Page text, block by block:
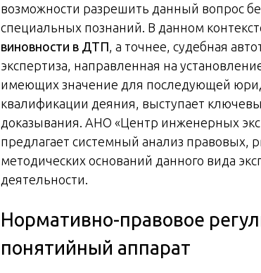
возможности разрешить данный вопрос
специальных познаний. В данном
виновности в ДТП, а точнее, судебная
экспертиза, направленная на
имеющих значение для последующей
квалификации деяния, выступает
доказывания. АНО «Центр инженерных
предлагает системный анализ правовых,
методических оснований данного вида
деятельности.
Нормативно-правовое
понятийный аппарат